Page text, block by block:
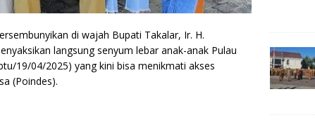
di wajah Bupati Takalar, Ir. H.
langsung senyum lebar anak-anak Pulau
19/04/2025) yang kini bisa menikmati akses
(Poindes).